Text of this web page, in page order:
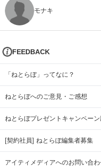
モナキ
FEEDBACK
「ねとらぼ」ってなに？
ねとらぼへのご意見・ご感想
ねとらぼプレゼントキャンペー
[契約社員] ねとらぼ編集者募集
アイティメディアへのお問い合